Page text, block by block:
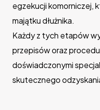
egzekucji komorniczej,
majątku dłużnika.
Każdy z tych etapów
przepisów oraz
doświadczonymi
skutecznego